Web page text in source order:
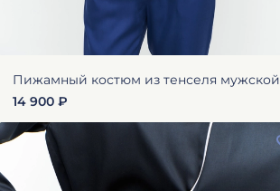
Пижамный костюм из тенселя мужской
14 900 ₽